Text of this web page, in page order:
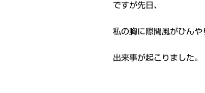
ですが先日、
私の胸に隙間風がひんや
出来事が起こりました。